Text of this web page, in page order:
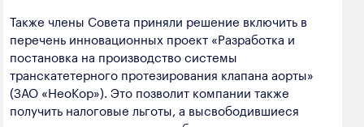
Также члены Совета приняли решение включить в
перечень инновационных проект «Разработка и
постановка на производство системы
транскатетерного протезирования клапана аорты»
(ЗАО «НеоКор»). Это позволит компании также
получить налоговые льготы, а высвободившиеся